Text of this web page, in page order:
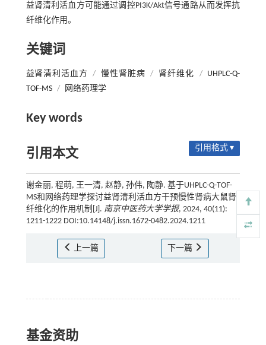
益肾清利活血方可能通过调控PI3K/Akt信号通路从而发挥抗
纤维化作用。
关键词
益肾清利活血方 / 慢性肾脏病 / 肾纤维化 /
UHPLC-Q-
TOF-MS / 网络药理学
Key words
引用本文 引用格式 ▾
谢金丽, 程萌, 王一清, 赵静, 孙伟, 陶静. 基于UHPLC-Q-TOF-
MS和网络药理学探讨益肾清利活血方干预慢性肾病大鼠肾
纤维化的作用机制[J]. 南京中医药大学学报, 2024, 40(11):
1211-1222 DOI:10.14148/j.issn.1672-0482.2024.1211
上一篇 下一篇
基金资助